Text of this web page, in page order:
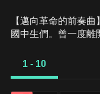
【邁向革命的前奏
國中生們。曾一度離
進的實力刺激，選手
1 - 10